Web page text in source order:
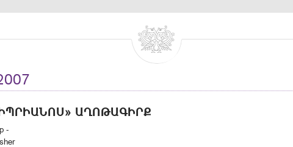
ԱՂՈԹԱԳԻՐՔ
-